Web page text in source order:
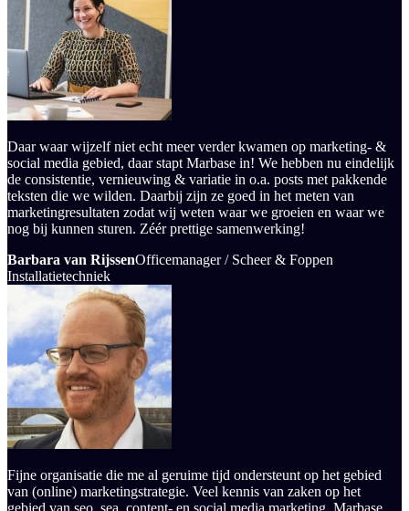
Daar waar wijzelf niet echt meer verder kwamen op marketing- &
social media gebied, daar stapt Marbase in! We hebben nu eindelijk
de consistentie, vernieuwing & variatie in o.a. posts met pakkende
teksten die we wilden. Daarbij zijn ze goed in het meten van
marketingresultaten zodat wij weten waar we groeien en waar we
nog bij kunnen sturen. Zéér prettige samenwerking!
Barbara van RijssenOfficemanager / Scheer & Foppen
Installatietechniek
Fijne organisatie die me al geruime tijd ondersteunt op het gebied
van (online) marketingstrategie. Veel kennis van zaken op het
gebied van seo, sea, content- en social media marketing. Marbase